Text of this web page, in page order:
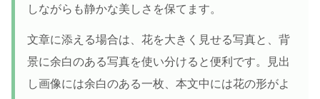
しながらも静かな美しさを保てます。
文章に添える場合は、花を大きく見せる写真と、背
景に余白のある写真を使い分けると便利です。見出
し画像には余白のある一枚、本文中には花の形がよ